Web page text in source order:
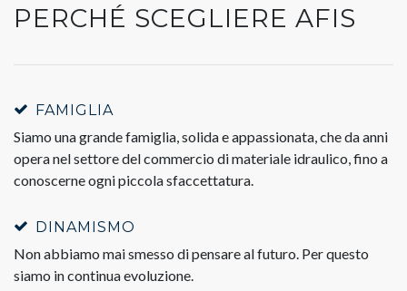
PERCHÉ SCEGLIERE AFIS
FAMIGLIA
Siamo una grande famiglia, solida e appassionata, che da anni
opera nel settore del commercio di materiale idraulico, fino a
conoscerne ogni piccola sfaccettatura.
DINAMISMO
Non abbiamo mai smesso di pensare al futuro. Per questo
siamo in continua evoluzione.